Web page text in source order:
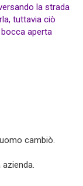
cambiò.